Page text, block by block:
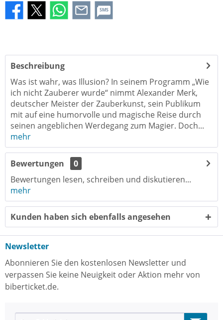
SMS
Beschreibung
Was ist wahr, was Illusion? In seinem Programm „Wie
ich nicht Zauberer wurde“ nimmt Alexander Merk,
deutscher Meister der Zauberkunst, sein Publikum
mit auf eine humorvolle und magische Reise durch
seinen angeblichen Werdegang zum Magier. Doch...
mehr
Bewertungen
0
Bewertungen lesen, schreiben und diskutieren...
mehr
Kunden haben sich ebenfalls angesehen
Newsletter
Abonnieren Sie den kostenlosen Newsletter und
verpassen Sie keine Neuigkeit oder Aktion mehr von
biberticket.de.